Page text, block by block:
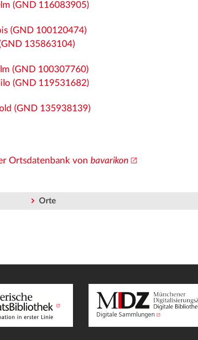
(GND 116083905)
(GND 100120474)
135863104)
(GND 100307760)
(GND 119531682)
(GND 135938139)
Ortsdatenbank vonbavarikon
Orte
Digitale Sammlungen